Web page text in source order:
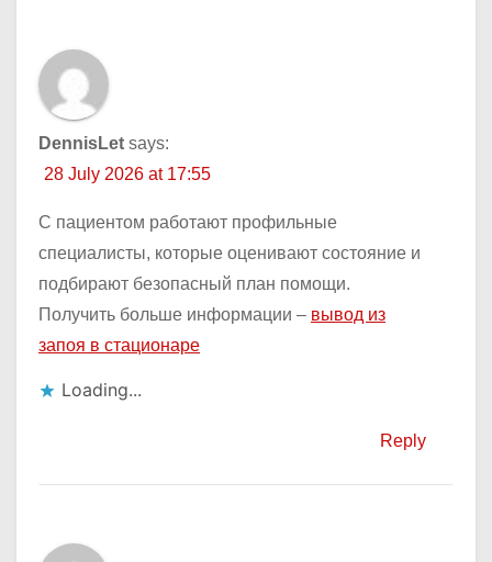
DennisLet says:
28 July 2026 at 17:55
С пациентом работают профильные
специалисты, которые оценивают состояние и
подбирают безопасный план помощи.
Получить больше информации – вывод из
запоя в стационаре
Loading...
Reply